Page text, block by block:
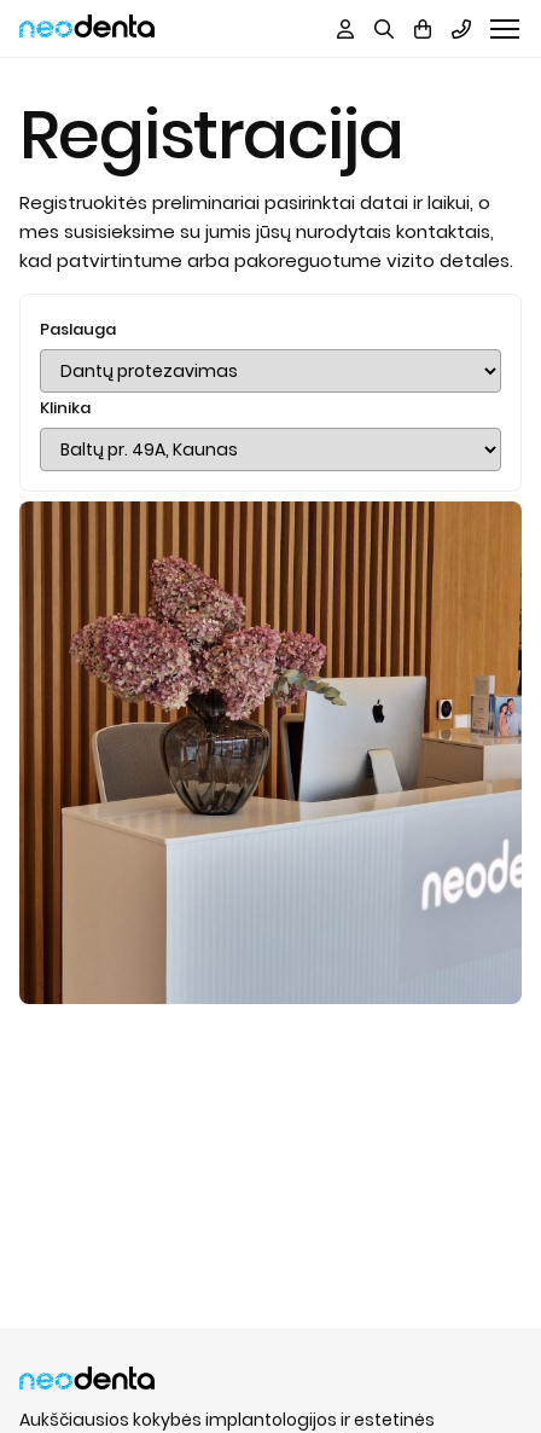
Registracija
Registruokitės preliminariai pasirinktai datai ir laikui, o
mes susisieksime su jumis jūsų nurodytais kontaktais,
kad patvirtintume arba pakoreguotume vizito detales.
Paslauga
Klinika
Aukščiausios kokybės implantologijos ir estetinės